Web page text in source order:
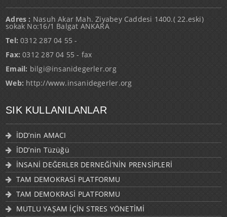
Adres : Nasuh Akar Mah. Ziyabey Caddesi 1400.( 22.eski)
sokak No:16/1 Balgat ANKARA
Tel: 0312 287 04 55 -
Fax: 0312 287 04 55 - fax
Email: bilgi@insanidegerler.org
Web: http://www.insanidegerler.org
SIK KULLANILANLAR
İDD’nin AMACI
İDD’nin Tüzüğü
İNSANİ DEĞERLER DERNEĞİ’NİN PRENSİPLERİ
TAM DEMOKRASİ PLATFORMU
TAM DEMOKRASİ PLATFORMU
MUTLU YAŞAM İÇİN STRES YÖNETİMİ